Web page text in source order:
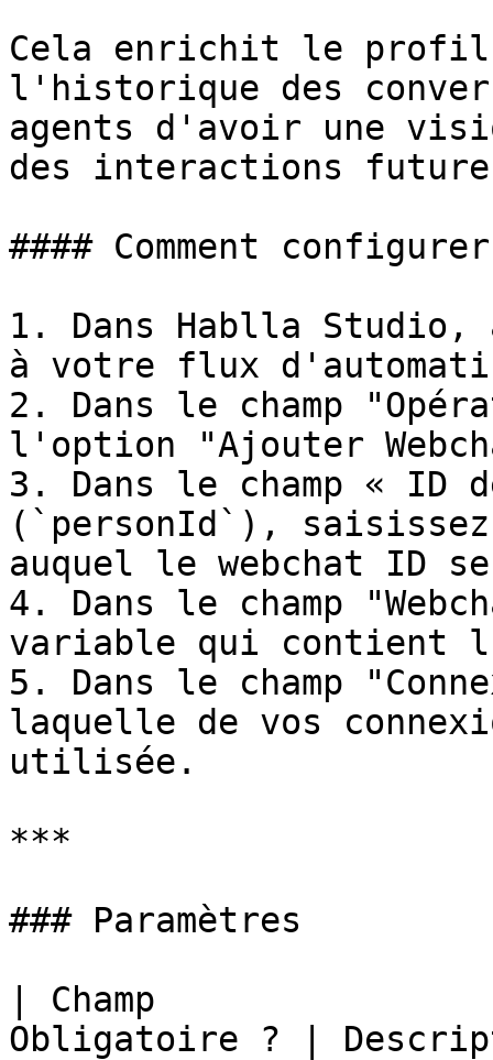
Cela enrichit le profil
l'historique des
agents d'avoir une
des interactions
#### Comment configurer
1. Dans Hablla
à votre flux
2. Dans le champ
l'option "Ajouter
3. Dans le champ « ID
(`personId`),
auquel le webchat ID
4. Dans le champ
variable qui contient
5. Dans le champ
laquelle de vos
utilisée.
***
### Paramètres
| Champ
Obligatoire ? |